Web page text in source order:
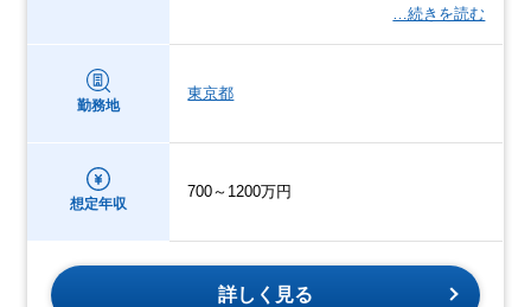
…続きを読む
勤務地
東京都
想定年収
700～1200万円
詳しく見る